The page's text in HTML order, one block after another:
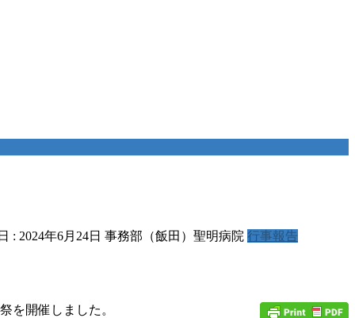
: 2024年6月24日 事務部（飯田）聖明病院 行事報告
を開催しました。